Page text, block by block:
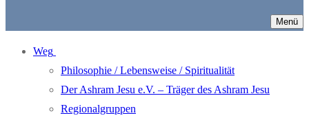
Menü
Weg
Philosophie / Lebensweise / Spiritualität
Der Ashram Jesu e.V. – Träger des Ashram Jesu
Regionalgruppen